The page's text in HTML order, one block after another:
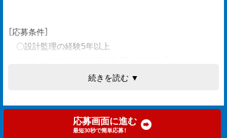
［応募条件］
〇設計監理の経験5年以上
〇1･2級土木施工管理技士
〇1･2級舗装施工監理技術者
続きを読む ▼
応募画面に進む
最短30秒で簡単応募！